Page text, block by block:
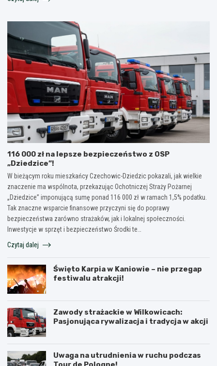
116 000 zł na lepsze bezpieczeństwo z OSP
„Dziedzice”!
W bieżącym roku mieszkańcy Czechowic-Dziedzic pokazali, jak wielkie
znaczenie ma wspólnota, przekazując Ochotniczej Straży Pożarnej
„Dziedzice” imponującą sumę ponad 116 000 zł w ramach 1,5% podatku.
Tak znaczne wsparcie finansowe przyczyni się do poprawy
bezpieczeństwa zarówno strażaków, jak i lokalnej społeczności.
Inwestycje w sprzęt i bezpieczeństwo Środki te…
Czytaj dalej
Święto Karpia w Kaniowie – nie przegap
festiwalu atrakcji!
Zawody strażackie w Wilkowicach:
Pasjonująca rywalizacja i tradycja w akcji
Uwaga na utrudnienia w ruchu podczas